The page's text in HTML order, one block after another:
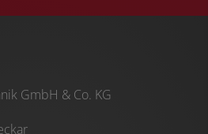
GmbH & Co. KG